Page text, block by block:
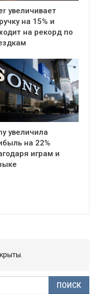
увеличивает
на 15% и
на рекорд по
увеличила
на 22%
играм и